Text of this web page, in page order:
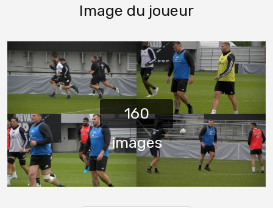
Image du joueur